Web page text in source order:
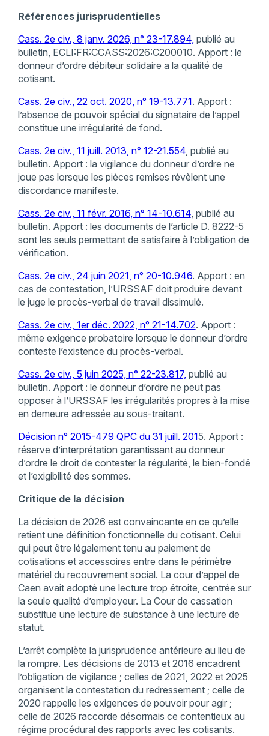
Références jurisprudentielles
Cass. 2e civ., 8 janv. 2026, n° 23-17.894, publié au
bulletin, ECLI:FR:CCASS:2026:C200010. Apport : le
donneur d’ordre débiteur solidaire a la qualité de
cotisant.
Cass. 2e civ., 22 oct. 2020, n° 19-13.771. Apport :
l’absence de pouvoir spécial du signataire de l’appel
constitue une irrégularité de fond.
Cass. 2e civ., 11 juill. 2013, n° 12-21.554, publié au
bulletin. Apport : la vigilance du donneur d’ordre ne
joue pas lorsque les pièces remises révèlent une
discordance manifeste.
Cass. 2e civ., 11 févr. 2016, n° 14-10.614, publié au
bulletin. Apport : les documents de l’article D. 8222-5
sont les seuls permettant de satisfaire à l’obligation de
vérification.
Cass. 2e civ., 24 juin 2021, n° 20-10.946. Apport : en
cas de contestation, l’URSSAF doit produire devant
le juge le procès-verbal de travail dissimulé.
Cass. 2e civ., 1er déc. 2022, n° 21-14.702. Apport :
même exigence probatoire lorsque le donneur d’ordre
conteste l’existence du procès-verbal.
Cass. 2e civ., 5 juin 2025, n° 22-23.817, publié au
bulletin. Apport : le donneur d’ordre ne peut pas
opposer à l’URSSAF les irrégularités propres à la mise
en demeure adressée au sous-traitant.
Décision n° 2015-479 QPC du 31 juill. 2015. Apport :
réserve d’interprétation garantissant au donneur
d’ordre le droit de contester la régularité, le bien-fondé
et l’exigibilité des sommes.
Critique de la décision
La décision de 2026 est convaincante en ce qu’elle
retient une définition fonctionnelle du cotisant. Celui
qui peut être légalement tenu au paiement de
cotisations et accessoires entre dans le périmètre
matériel du recouvrement social. La cour d’appel de
Caen avait adopté une lecture trop étroite, centrée sur
la seule qualité d’employeur. La Cour de cassation
substitue une lecture de substance à une lecture de
statut.
L’arrêt complète la jurisprudence antérieure au lieu de
la rompre. Les décisions de 2013 et 2016 encadrent
l’obligation de vigilance ; celles de 2021, 2022 et 2025
organisent la contestation du redressement ; celle de
2020 rappelle les exigences de pouvoir pour agir ;
celle de 2026 raccorde désormais ce contentieux au
régime procédural des rapports avec les cotisants.